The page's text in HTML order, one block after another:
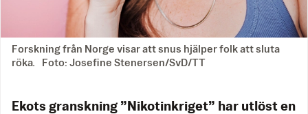
Forskning från Norge visar att snus hjälper folk att sluta
röka. Foto: Josefine Stenersen/SvD/TT
Ekots granskning ”Nikotinkriget” har utlöst en